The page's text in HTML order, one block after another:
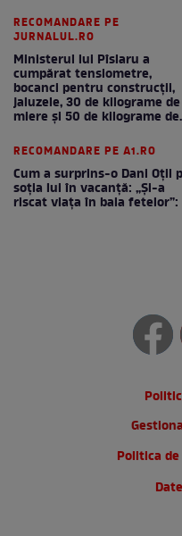
RECOMANDARE PE
JURNALUL.RO
Ministerul lui Pîslaru a
cumpărat tensiometre,
bocanci pentru construcții,
jaluzele, 30 de kilograme de
miere și 50 de kilograme de
RECOMANDARE PE A1.RO
Cum a surprins-o Dani Oțil
soția lui în vacanță: „Și-a
riscat viața în baia fetelor”:
Politica